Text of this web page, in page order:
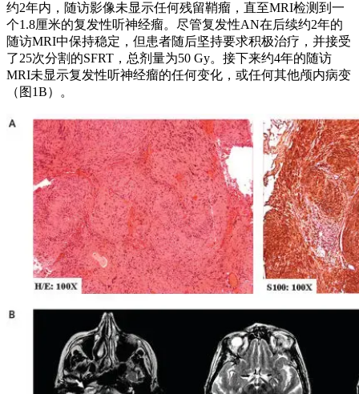
约2年内，随访影像未显示任何残留鞘瘤，直至MRI检测到一
个1.8厘米的复发性听神经瘤。尽管复发性AN在后续约2年的
随访MRI中保持稳定，但患者随后坚持要求积极治疗，并接受
了25次分割的SFRT，总剂量为50 Gy。接下来约4年的随访
MRI未显示复发性听神经瘤的任何变化，或任何其他颅内病变
（图1B）。